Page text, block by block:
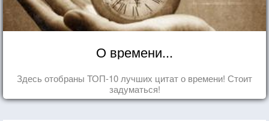
О времени...
Здесь отобраны ТОП-10 лучших цитат о времени! Стоит
задуматься!